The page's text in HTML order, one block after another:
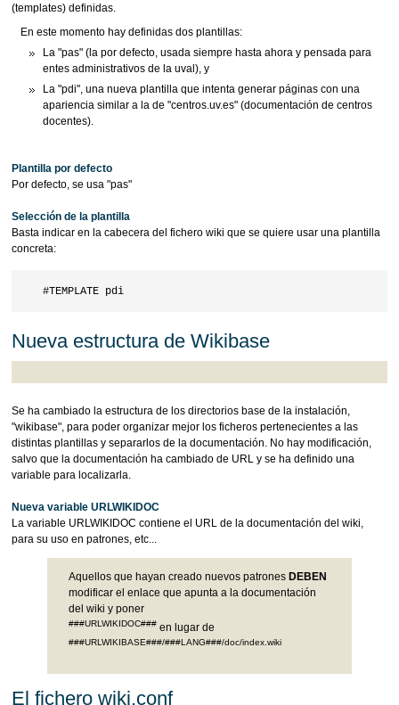
(templates) definidas.
En este momento hay definidas dos plantillas:
La "pas" (la por defecto, usada siempre hasta ahora y pensada para
entes administrativos de la uval), y
La "pdi", una nueva plantilla que intenta generar páginas con una
apariencia similar a la de "centros.uv.es" (documentación de centros
docentes).
Plantilla por defecto
Por defecto, se usa "pas"
Selección de la plantilla
Basta indicar en la cabecera del fichero wiki que se quiere usar una plantilla
concreta:
Nueva estructura de Wikibase
Se ha cambiado la estructura de los directorios base de la instalación,
"wikibase", para poder organizar mejor los ficheros pertenecientes a las
distintas plantillas y separarlos de la documentación. No hay modificación,
salvo que la documentación ha cambiado de URL y se ha definido una
variable para localizarla.
Nueva variable URLWIKIDOC
La variable URLWIKIDOC contiene el URL de la documentación del wiki,
para su uso en patrones, etc...
Aquellos que hayan creado nuevos patrones DEBEN
modificar el enlace que apunta a la documentación
del wiki y poner
###URLWIKIDOC###en lugar de
###URLWIKIBASE###/###LANG###/doc/index.wiki
El fichero wiki.conf